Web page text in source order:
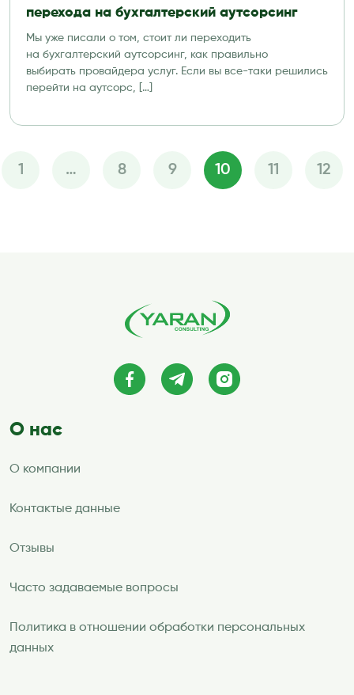
перехода на бухгалтерский аутсорсинг
Мы уже писали о том, стоит ли переходить
на бухгалтерский аутсорсинг, как правильно
выбирать провайдера услуг. Если вы все-таки решились
перейти на аутсорс, […]
Пагинация
1 … 8 9 10 11 12
О нас
О компании
Контактые данные
Отзывы
Часто задаваемые вопросы
Политика в отношении обработки персональных
данных